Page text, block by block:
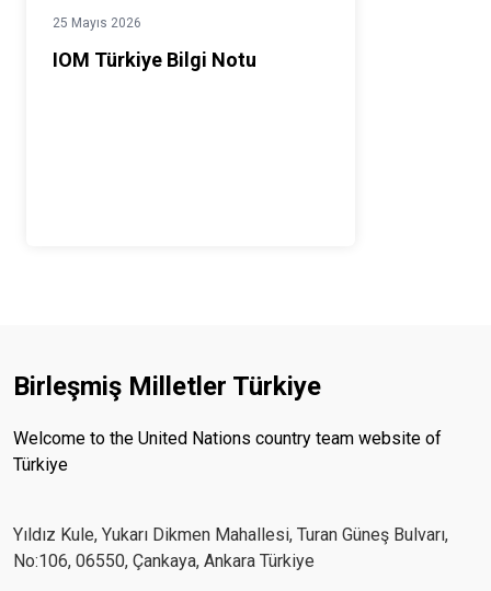
25 Mayıs 2026
IOM Türkiye Bilgi Notu
Birleşmiş Milletler Türkiye
Welcome to the United Nations country team website of
Türkiye
Yıldız Kule, Yukarı Dikmen Mahallesi, Turan Güneş Bulvarı,
No:106, 06550, Çankaya, Ankara Türkiye